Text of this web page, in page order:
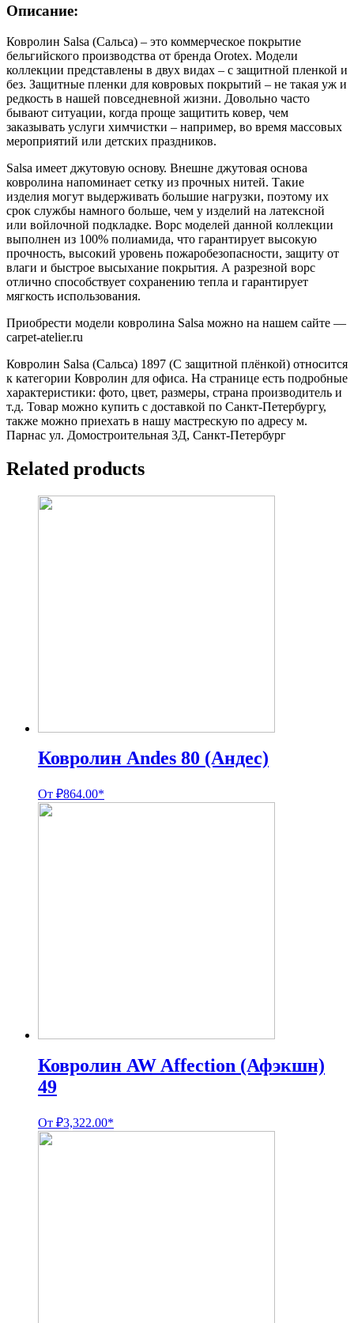
Описание:
Ковролин Salsa (Сальса) – это коммерческое покрытие
бельгийского производства от бренда Orotex. Модели
коллекции представлены в двух видах – с защитной пленкой и
без. Защитные пленки для ковровых покрытий – не такая уж и
редкость в нашей повседневной жизни. Довольно часто
бывают ситуации, когда проще защитить ковер, чем
заказывать услуги химчистки – например, во время массовых
мероприятий или детских праздников.
Salsa имеет джутовую основу. Внешне джутовая основа
ковролина напоминает сетку из прочных нитей. Такие
изделия могут выдерживать большие нагрузки, поэтому их
срок службы намного больше, чем у изделий на латексной
или войлочной подкладке. Ворс моделей данной коллекции
выполнен из 100% полиамида, что гарантирует высокую
прочность, высокий уровень пожаробезопасности, защиту от
влаги и быстрое высыхание покрытия. А разрезной ворс
отлично способствует сохранению тепла и гарантирует
мягкость использования.
Приобрести модели ковролина Salsa можно на нашем сайте —
carpet-atelier.ru
Ковролин Salsa (Сальса) 1897 (C защитной плёнкой) относится
к категории Ковролин для офиса. На странице есть подробные
характеристики: фото, цвет, размеры, страна производитель и
т.д. Товар можно купить с доставкой по Санкт-Петербургу,
также можно приехать в нашу мастрескую по адресу м.
Парнас ул. Домостроительная 3Д, Санкт-Петербург
Related products
Ковролин Andes 80 (Андес)
От ₽864.00*
Ковролин AW Affection (Афэкшн)
49
От ₽3,322.00*